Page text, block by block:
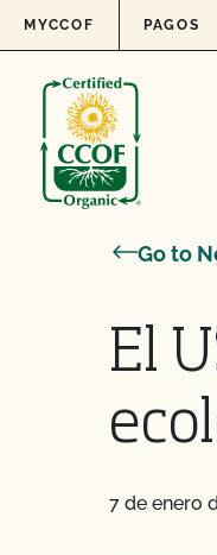
Skip to content
MYCCOF PAGOS
Go to
El
7 de enero